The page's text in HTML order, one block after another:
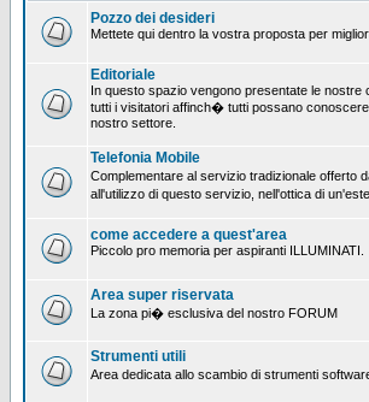
Pozzo dei desideri
Mettete qui dentro la vostra proposta per
Editoriale
In questo spazio vengono presentate le
tutti i visitatori affinch� tutti possano
nostro settore.
Telefonia Mobile
Complementare al servizio tradizionale offerto
all'utilizzo di questo servizio, nell'ottica di
come accedere a quest'area
Piccolo pro memoria per aspiranti ILLUMINATI.
Area super riservata
La zona pi� esclusiva del nostro FORUM
Strumenti utili
Area dedicata allo scambio di strumenti